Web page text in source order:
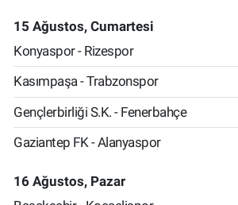
15 Ağustos, Cumartesi
Konyaspor - Rizespor
Kasımpaşa - Trabzonspor
Gençlerbirliği S.K. - Fenerbahçe
Gaziantep FK - Alanyaspor
16 Ağustos, Pazar